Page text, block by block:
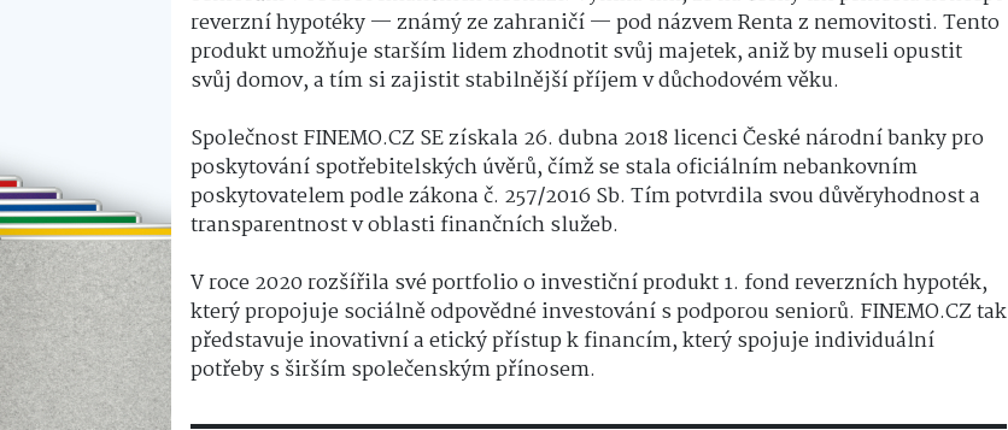
reverzní hypotéky — známý ze zahraničí — pod názvem Renta z nemovitosti. Tento
produkt umožňuje starším lidem zhodnotit svůj majetek, aniž by museli opustit
svůj domov, a tím si zajistit stabilnější příjem v důchodovém věku.
Společnost FINEMO.CZ SE získala 26. dubna 2018 licenci České národní banky pro
poskytování spotřebitelských úvěrů, čímž se stala oficiálním nebankovním
poskytovatelem podle zákona č. 257/2016 Sb. Tím potvrdila svou důvěryhodnost a
transparentnost v oblasti finančních služeb.
V roce 2020 rozšířila své portfolio o investiční produkt 1. fond reverzních hypoték,
který propojuje sociálně odpovědné investování s podporou seniorů. FINEMO.CZ tak
představuje inovativní a etický přístup k financím, který spojuje individuální
potřeby s širším společenským přínosem.